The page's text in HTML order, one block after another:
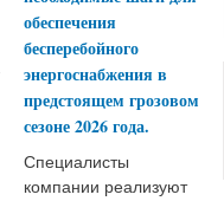
обеспечения
бесперебойного
энергоснабжения в
предстоящем грозовом
сезоне 2026 года.
Специалисты
компании реализуют